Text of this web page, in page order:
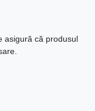
asigură că produsul